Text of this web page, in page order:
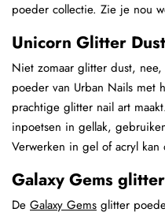
poeder collectie. Zie je nou
Unicorn Glitter Dust
Niet zomaar glitter dust, nee,
poeder van Urban Nails met
prachtige glitter nail art
inpoetsen in gellak,
Verwerken in gel of acryl kan
Galaxy Gems
De Galaxy Gems glitter